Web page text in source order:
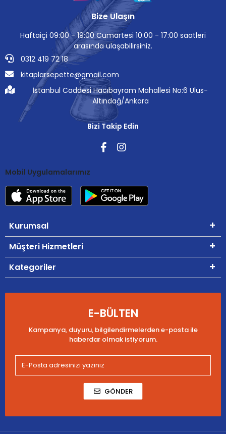
Bize Ulaşın
Haftaiçi 09:00 - 19:00 Cumartesi 10:00 - 17:00 saatleri
arasında ulaşabilirsiniz.
0312 419 72 18
kitaplarsepette@gmail.com
İstanbul Caddesi Hacıbayram Mahallesi No:6 Ulus-
Altındağ/Ankara
Bizi Takip Edin
Mobil Uygulamalarımız
Kurumsal
Müşteri Hizmetleri
Kategoriler
E-BÜLTEN
Kampanya, duyuru, bilgilendirmelerden e-posta ile
haberdar olmak istiyorum.
GÖNDER